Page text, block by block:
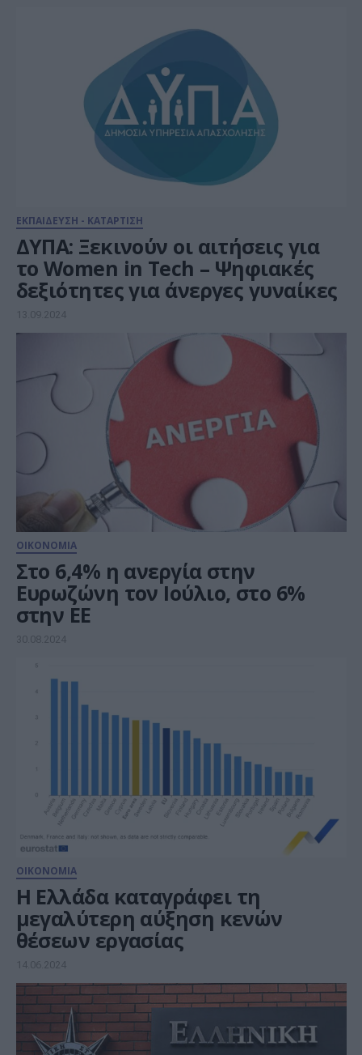
ΕΚΠΑΙΔΕΥΣΗ - ΚΑΤΑΡΤΙΣΗ
ΔΥΠΑ: Ξεκινούν οι αιτήσεις για
το Women in Tech – Ψηφιακές
δεξιότητες για άνεργες γυναίκες
13.09.2024
ΟΙΚΟΝΟΜΙΑ
Στο 6,4% η ανεργία στην
Ευρωζώνη τον Ιούλιο, στο 6%
στην ΕΕ
30.08.2024
ΟΙΚΟΝΟΜΙΑ
Η Ελλάδα καταγράφει τη
μεγαλύτερη αύξηση κενών
θέσεων εργασίας
14.06.2024